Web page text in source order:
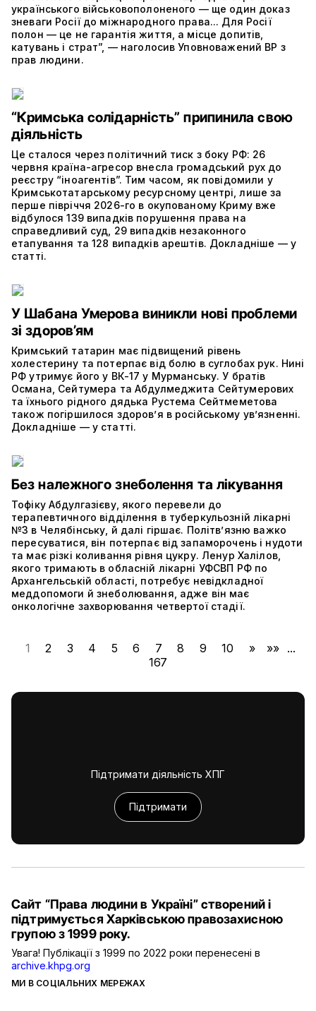
українського військовополоненого — ще один доказ
зневаги Росії до міжнародного права... Для Росії
полон — це не гарантія життя, а місце допитів,
катувань і страт”, — наголосив Уповноважений ВР з
прав людини.
“Кримська солідарність” припинила свою
діяльність
Це сталося через політичний тиск з боку РФ: 26
червня країна-агресор внесла громадський рух до
реєстру “іноагентів”. Тим часом, як повідомили у
Кримськотатарському ресурсному центрі, лише за
перше півріччя 2026-го в окупованому Криму вже
відбулося 139 випадків порушення права на
справедливий суд, 29 випадків незаконного
етапування та 128 випадків арештів. Докладніше — у
статті.
У Шабана Умерова виникли нові проблеми
зі здоров’ям
Кримський татарин має підвищений рівень
холестерину та потерпає від болю в суглобах рук. Нині
РФ утримує його у ВК-17 у Мурманську. У братів
Османа, Сейтумера та Абдулмеджита Сейтумерових
та їхнього рідного дядька Рустема Сейтмеметова
також погіршилося здоров’я в російському ув’язненні.
Докладніше — у статті.
Без належного знеболення та лікування
Тофіку Абдулгазієву, якого перевели до
терапевтичного відділення в туберкульозній лікарні
№3 в Челябінську, й далі гіршає. Політвʼязню важко
пересуватися, він потерпає від запаморочень і нудоти
та має різкі коливання рівня цукру. Ленур Халілов,
якого тримають в обласній лікарні УФСВП РФ по
Архангельській області, потребує невідкладної
меддопомоги й знеболювання, адже він має
онкологічне захворювання четвертої стадії.
1 2 3 4 5 6 7 8 9 10 » »» ...
167
Підтримати діяльність ХПГ
Підтримати
МИ В СОЦІАЛЬНИХ МЕРЕЖАХ
Сайт “Права людини в Україні” створений і
підтримується Харківською правозахисною
групою з 1999 року.
Увага! Публікації з 1999 по 2022 роки перенесені в
archive.khpg.org